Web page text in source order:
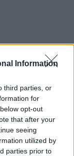
Information
third parties, or
for
opt-out
that after your
seeing
utilized by
parties prior to